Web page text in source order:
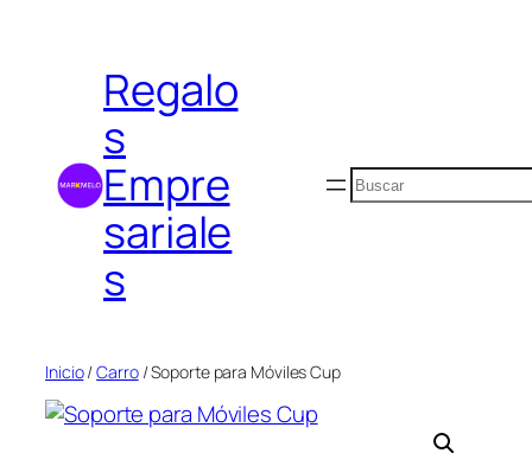
contenidoRegalo
s
Empre
sariale
s
Buscar
Inicio/Carro/ Soporte para Móviles Cup